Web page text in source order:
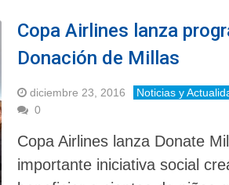
Copa Airlines lanza
Donación de Millas
diciembre 23, 2016
Noticias y
0
Copa Airlines lanza Donate
importante iniciativa social